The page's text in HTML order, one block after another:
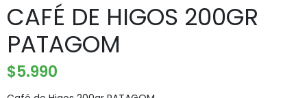
CAFÉ DE HIGOS 200GR
PATAGOM
$5.990